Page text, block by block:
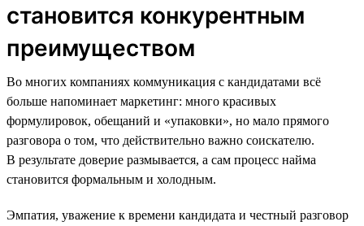
становится конкурентным
преимуществом
Во многих компаниях коммуникация с кандидатами всё
больше напоминает маркетинг: много красивых
формулировок, обещаний и «упаковки», но мало прямого
разговора о том, что действительно важно соискателю.
В результате доверие размывается, а сам процесс найма
становится формальным и холодным.
Эмпатия, уважение к времени кандидата и честный разговор